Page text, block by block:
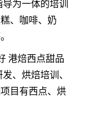
为一体的培训
、咖啡、奶
港焙西点甜品
、烘焙培训、
目有西点、烘